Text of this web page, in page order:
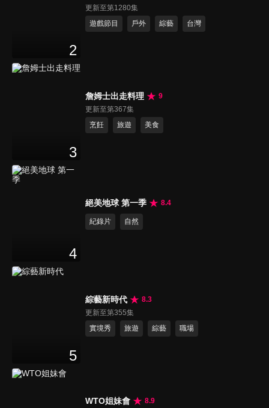
2
更新至第1280集
遊戲節目
戶外 綜藝 台灣
3
詹姆士出走料理
9
更新至第367集
烹飪
旅遊 美食
4
絕美地球 第一季 8.4
紀錄片 自然
5
綜藝新時代
8.3
更新至第355集
實境秀
旅遊 綜藝 職場
WTO姐妹會
8.9